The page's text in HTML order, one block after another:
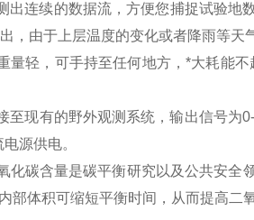
出连续的数据流，方便您捕捉试验地
，由于上层温度的变化或者降雨等天
量轻，可手持至任何地方，*大耗能不
至现有的野外观测系统，输出信号为
源供电。
化碳含量是碳平衡研究以及公共安全
部体积可缩短平衡时间，从而提高二